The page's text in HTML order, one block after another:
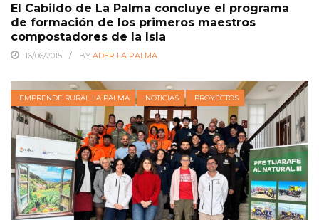
El Cabildo de La Palma concluye el programa
de formación de los primeros maestros
compostadores de la Isla
16/06/2015 BY ADER LA PALMA
EMPRENDE RURAL LA PALMA NOTICIAS PROYECTOS